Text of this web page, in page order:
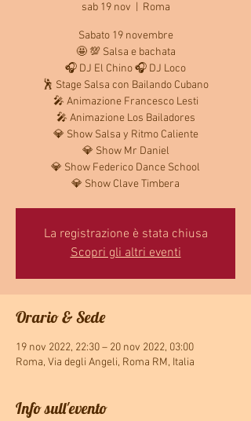
sab 19 nov Roma
Sabato 19 novembre
🤩 💯 Salsa e bachata
🎧 DJ El Chino 🎧 DJ Loco
🕺 Stage Salsa con Bailando Cubano
🎤 Animazione Francesco Lesti
🎤 Animazione Los Bailadores
💎 Show Salsa y Ritmo Caliente
💎 Show Mr Daniel
💎 Show Federico Dance School
💎 Show Clave Timbera
La registrazione è stata chiusa
Scopri gli altri eventi
Orario & Sede
19 nov 2022, 22:30 – 20 nov 2022, 03:00
Roma, Via degli Angeli, Roma RM, Italia
Info sull'evento